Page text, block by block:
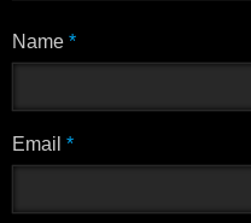
Name *
Email *